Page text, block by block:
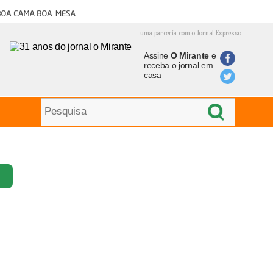
cama boa mesa
uma parceria com o Jornal Expresso
Assine O Mirantee
receba o jornal em
casa